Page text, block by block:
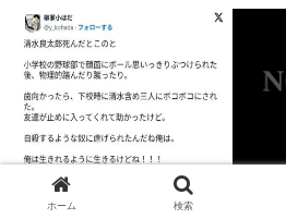
ション鳴らしてるやつ、だい
【動画あり】高市首相が最後
み」 広島原爆の日あいさつ
【高市算】「50%引きの札が
と、値引きされていない1000
ちらか」父の答え「50%引き
中国製EVが爆発炎上🔥💥🚗🔥
【恨み】清水アキラの息子・清
水良太郎さん死去で、落語家・
「日
草」
ホーム 検索